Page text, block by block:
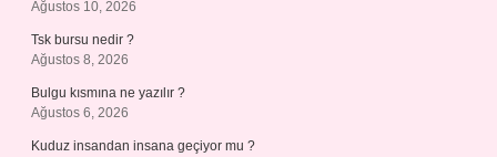
Ağustos 10, 2026
Tsk bursu nedir ?
Ağustos 8, 2026
Bulgu kısmına ne yazılır ?
Ağustos 6, 2026
Kuduz insandan insana geçiyor mu ?